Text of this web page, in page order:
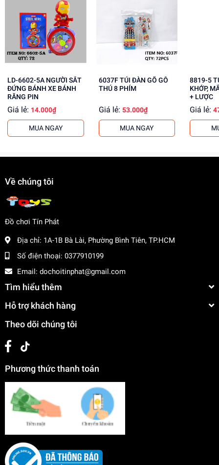
Kích thích tư duy và sáng tạo
Phát triển kỹ năng giải quyết vấn đề
Tăng cường khả năng phối hợp tay mắt
Mua ngay đồ chơi lắp ráp tại dochoitinphat.com
cung cấp giá sỉ cho khách buôn. Liên hệ ngay để biết
LD-6602-5A NGƯỜI SẮT
ĐỨNG BÁNH XE BÁNH
RĂNG PIN
Giá lẻ: 14.000₫
MUA NGAY
6037F TÚI ĐÀN GÕ GỖ
THÚ 8 PHÍM
Giá lẻ: 53.000₫
MUA NGAY
8819-5 TÚI BABY 1C
KHỚP,
+ LƯỢC
Giá lẻ:
Về chúng tôi
Đồ chơi Tín Phát
Địa chỉ: 1A-1B Bà Lài, Phường Bình Tiên, TP.HCM
Số điện thoại: 0377910199
Email: dochoitinphat@gmail.com
Tìm hiểu thêm
Hỗ trợ khách hàng
Theo dõi chúng tôi
Phương thức thanh toán